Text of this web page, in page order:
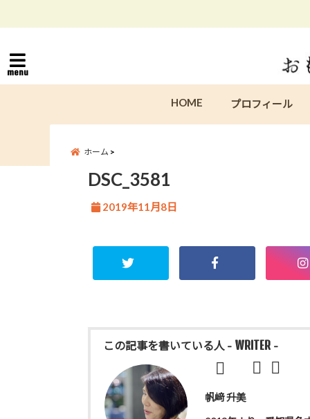
menu
HOME プロフィール
ホーム
DSC_3581
2019年11月8日
この記事を書いている人 - WRITER -
帆﨑 升美